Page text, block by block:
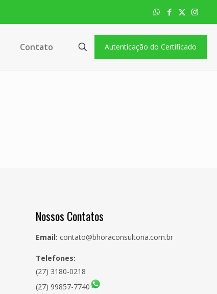
Contato Autenticação do Certificado
Nossos Contatos
Email: contato@bhoraconsultoria.com.br
Telefones:
(27) 3180-0218
(27) 99857-7740